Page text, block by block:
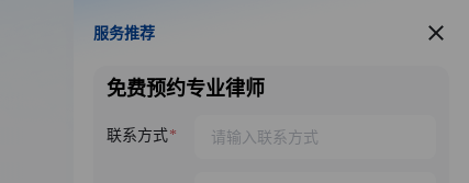
服务推荐
服务推荐
免费预约专业律师
联系方式